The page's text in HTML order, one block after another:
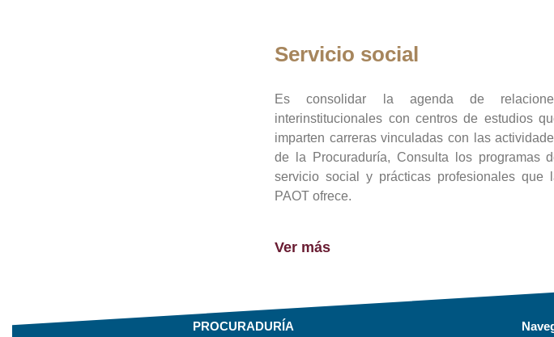
Servicio social
Es consolidar la agenda de
interinstitucionales con centros de estudios
imparten carreras vinculadas con las
de la Procuraduría, Consulta los programas
servicio social y prácticas profesionales que
PAOT ofrece.
Ver más
PROCURADURÍA